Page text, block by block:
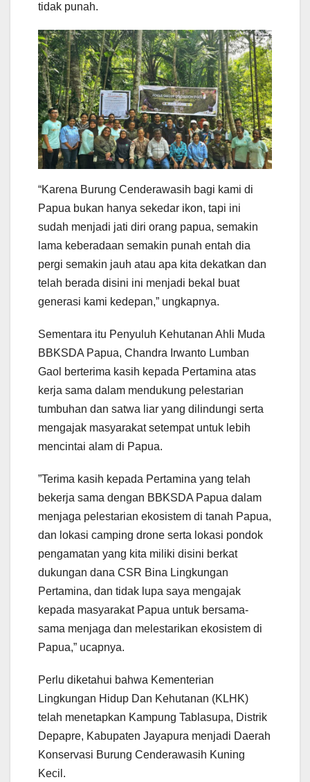
tidak punah.
“Karena Burung Cenderawasih bagi kami di
Papua bukan hanya sekedar ikon, tapi ini
sudah menjadi jati diri orang papua, semakin
lama keberadaan semakin punah entah dia
pergi semakin jauh atau apa kita dekatkan dan
telah berada disini ini menjadi bekal buat
generasi kami kedepan,” ungkapnya.
Sementara itu Penyuluh Kehutanan Ahli Muda
BBKSDA Papua, Chandra Irwanto Lumban
Gaol berterima kasih kepada Pertamina atas
kerja sama dalam mendukung pelestarian
tumbuhan dan satwa liar yang dilindungi serta
mengajak masyarakat setempat untuk lebih
mencintai alam di Papua.
”Terima kasih kepada Pertamina yang telah
bekerja sama dengan BBKSDA Papua dalam
menjaga pelestarian ekosistem di tanah Papua,
dan lokasi camping drone serta lokasi pondok
pengamatan yang kita miliki disini berkat
dukungan dana CSR Bina Lingkungan
Pertamina, dan tidak lupa saya mengajak
kepada masyarakat Papua untuk bersama-
sama menjaga dan melestarikan ekosistem di
Papua,” ucapnya.
Perlu diketahui bahwa Kementerian
Lingkungan Hidup Dan Kehutanan (KLHK)
telah menetapkan Kampung Tablasupa, Distrik
Depapre, Kabupaten Jayapura menjadi Daerah
Konservasi Burung Cenderawasih Kuning
Kecil.